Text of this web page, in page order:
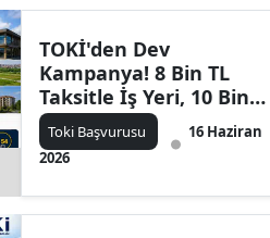
Elazığ
TOKİ'den Dev
Kampanya! 8 Bin TL
Taksitle İş Yeri, 10 Bin
TL Taksitle Arsa, 15 Bin
TL Taksitle Konut Satışı
Başladı
Toki Başvurusu
16 Haziran
2026